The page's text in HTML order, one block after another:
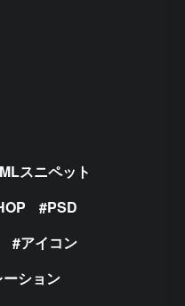
スニペット
PSD
アイコン
ション